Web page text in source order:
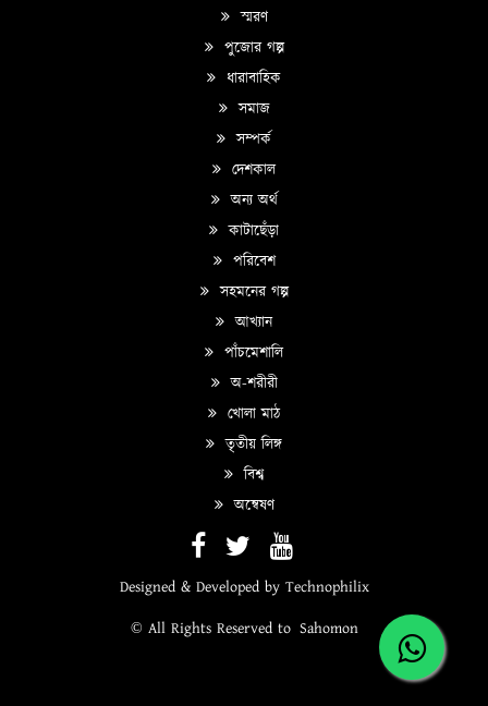
স্মরণ
পুজোর গল্প
ধারাবাহিক
সমাজ
সম্পর্ক
দেশকাল
অন্য অর্থ
কাটাছেঁড়া
পরিবেশ
সহমনের গল্প
আখ্যান
পাঁচমেশালি
অ-শরীরী
খোলা মাঠ
তৃতীয় লিঙ্গ
বিশ্ব
অন্বেষণ
Designed & Developed by Technophilix
© All Rights Reserved to Sahomon